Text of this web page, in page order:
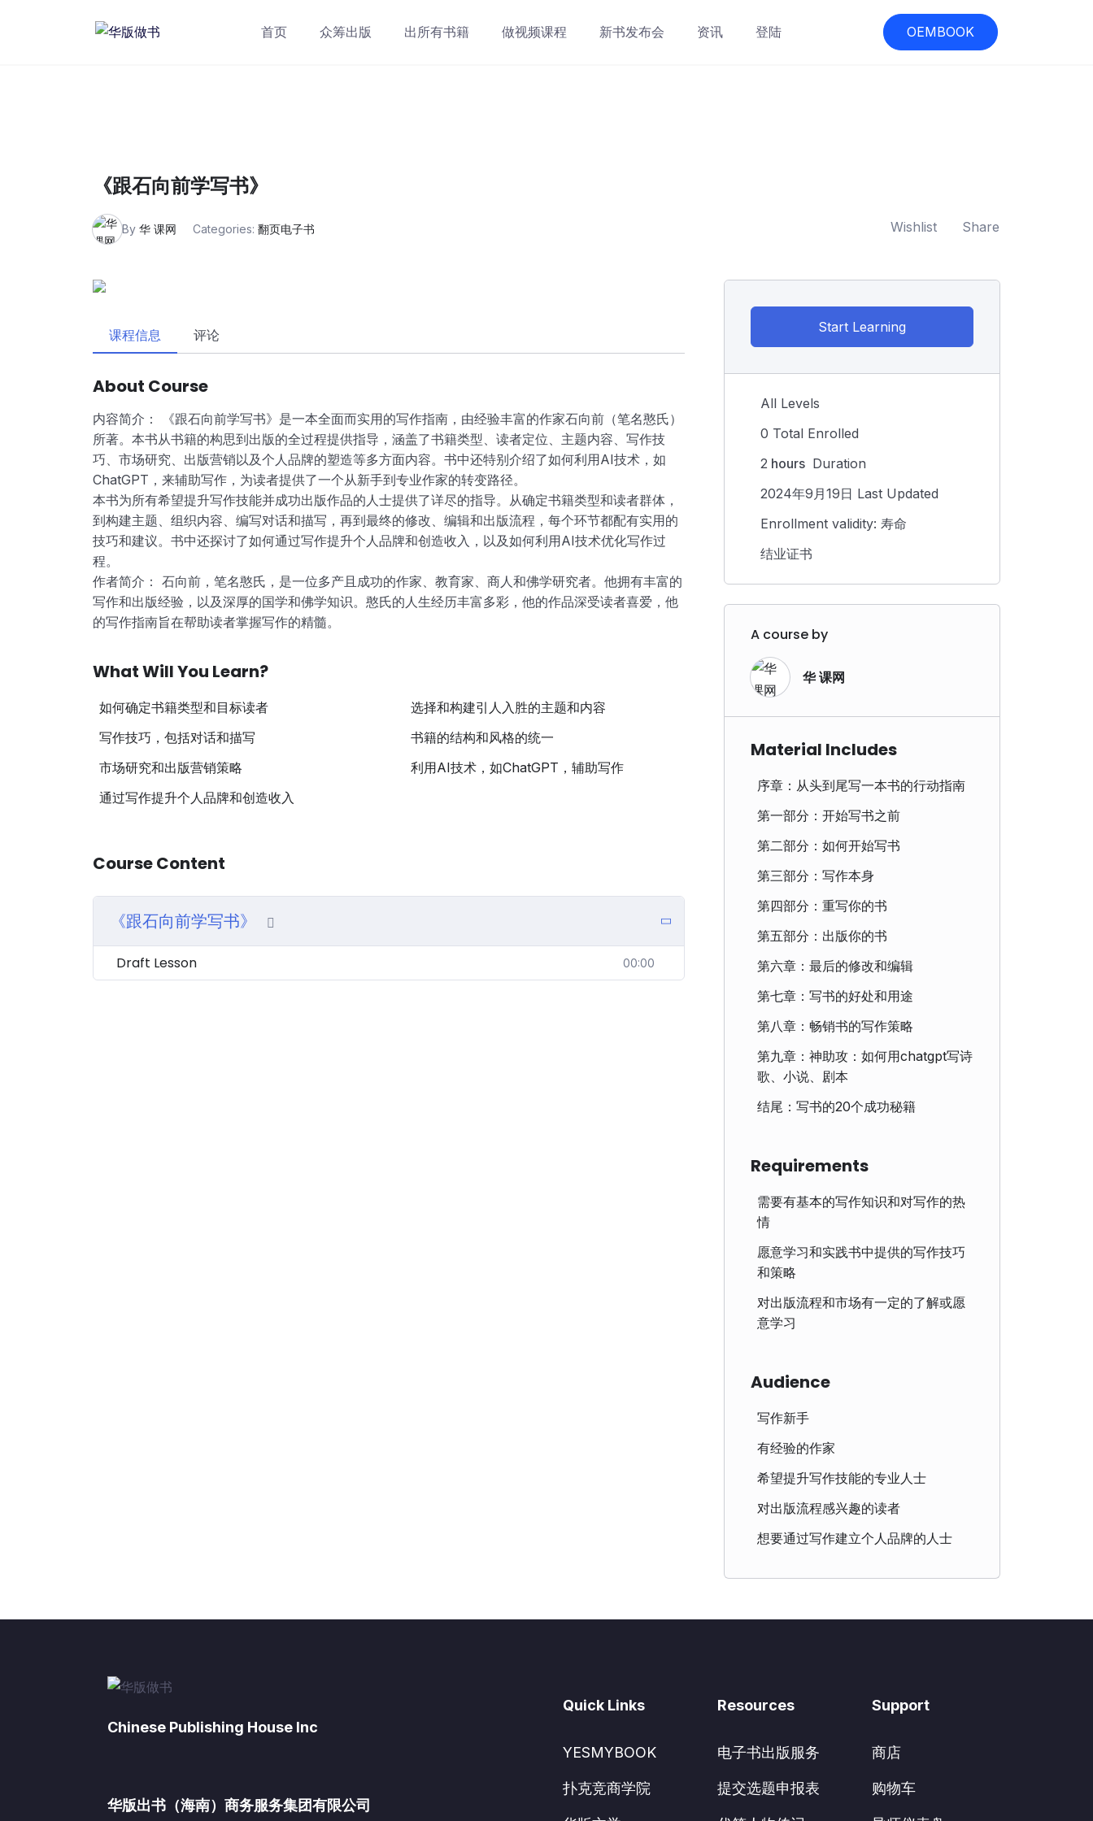
首页 众筹出版 出所有书籍 做视频课程 新书发布会 资讯 登陆 OEMBOOK
《跟石向前学写书》
By 华 课网 Categories: 翻页电子书 Wishlist Share
课程信息 评论
About Course
内容简介： 《跟石向前学写书》是一本全面而实用的写作指南，由经验丰富的作家石向前（笔名憨氏）
所著。本书从书籍的构思到出版的全过程提供指导，涵盖了书籍类型、读者定位、主题内容、写作技
巧、市场研究、出版营销以及个人品牌的塑造等多方面内容。书中还特别介绍了如何利用AI技术，如
ChatGPT，来辅助写作，为读者提供了一个从新手到专业作家的转变路径。
本书为所有希望提升写作技能并成功出版作品的人士提供了详尽的指导。从确定书籍类型和读者群体，
到构建主题、组织内容、编写对话和描写，再到最终的修改、编辑和出版流程，每个环节都配有实用的
技巧和建议。书中还探讨了如何通过写作提升个人品牌和创造收入，以及如何利用AI技术优化写作过
程。
作者简介： 石向前，笔名憨氏，是一位多产且成功的作家、教育家、商人和佛学研究者。他拥有丰富的
写作和出版经验，以及深厚的国学和佛学知识。憨氏的人生经历丰富多彩，他的作品深受读者喜爱，他
的写作指南旨在帮助读者掌握写作的精髓。
What Will You Learn?
如何确定书籍类型和目标读者
选择和构建引人入胜的主题和内容
写作技巧，包括对话和描写
书籍的结构和风格的统一
市场研究和出版营销策略
利用AI技术，如ChatGPT，辅助写作
通过写作提升个人品牌和创造收入
Course Content
《跟石向前学写书》
Draft Lesson 00:00
Start Learning
All Levels
0 Total Enrolled
2 hours Duration
2024年9月19日 Last Updated
Enrollment validity: 寿命
结业证书
A course by
华 课网
Material Includes
序章：从头到尾写一本书的行动指南
第一部分：开始写书之前
第二部分：如何开始写书
第三部分：写作本身
第四部分：重写你的书
第五部分：出版你的书
第六章：最后的修改和编辑
第七章：写书的好处和用途
第八章：畅销书的写作策略
第九章：神助攻：如何用chatgpt写诗
歌、小说、剧本
结尾：写书的20个成功秘籍
Requirements
需要有基本的写作知识和对写作的热
情
愿意学习和实践书中提供的写作技巧
和策略
对出版流程和市场有一定的了解或愿
意学习
Audience
写作新手
有经验的作家
希望提升写作技能的专业人士
对出版流程感兴趣的读者
想要通过写作建立个人品牌的人士
Chinese Publishing House Inc
华版出书（海南）商务服务集团有限公司
Quick Links
YESMYBOOK
扑克竞商学院
Resources
电子书出版服务
提交选题申报表
Support
商店
购物车